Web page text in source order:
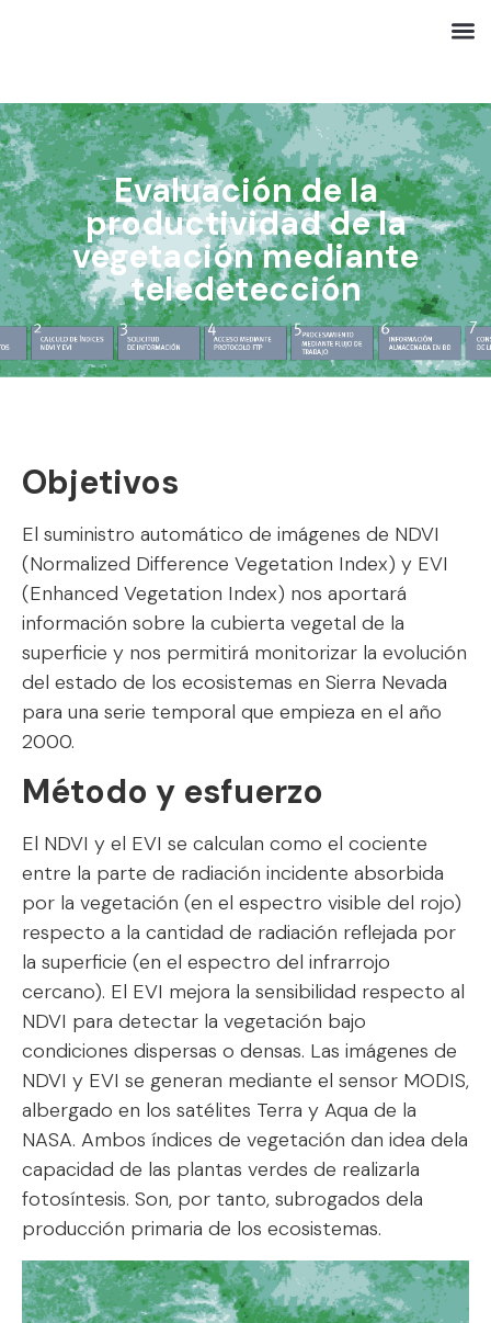
Evaluación de la
productividad de la
vegetación mediante
teledetección
Objetivos
El suministro automático de imágenes de NDVI
(Normalized Difference Vegetation Index) y EVI
(Enhanced Vegetation Index) nos aportará
información sobre la cubierta vegetal de la
superficie y nos permitirá monitorizar la evolución
del estado de los ecosistemas en Sierra Nevada
para una serie temporal que empieza en el año
2000.
Método y esfuerzo
El NDVI y el EVI se calculan como el cociente
entre la parte de radiación incidente absorbida
por la vegetación (en el espectro visible del rojo)
respecto a la cantidad de radiación reflejada por
la superficie (en el espectro del infrarrojo
cercano). El EVI mejora la sensibilidad respecto al
NDVI para detectar la vegetación bajo
condiciones dispersas o densas. Las imágenes de
NDVI y EVI se generan mediante el sensor MODIS,
albergado en los satélites Terra y Aqua de la
NASA. Ambos índices de vegetación dan idea dela
capacidad de las plantas verdes de realizarla
fotosíntesis. Son, por tanto, subrogados dela
producción primaria de los ecosistemas.